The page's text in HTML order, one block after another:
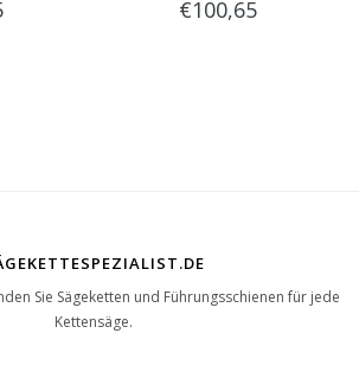
Schnittschutzlatzhose Sip
€100,65
Sie Sägeketten und Führungsschienen für jede
Kettensäge.